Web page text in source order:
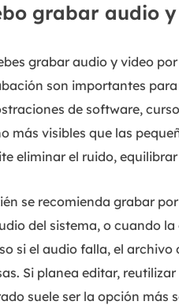
grabar audio
grabar audio y video
son importantes
de software,
más visibles que las
eliminar el ruido,
se recomienda grabar
del sistema, o cuando
si el audio falla, el archivo
Si planea editar,
suele ser la opción más